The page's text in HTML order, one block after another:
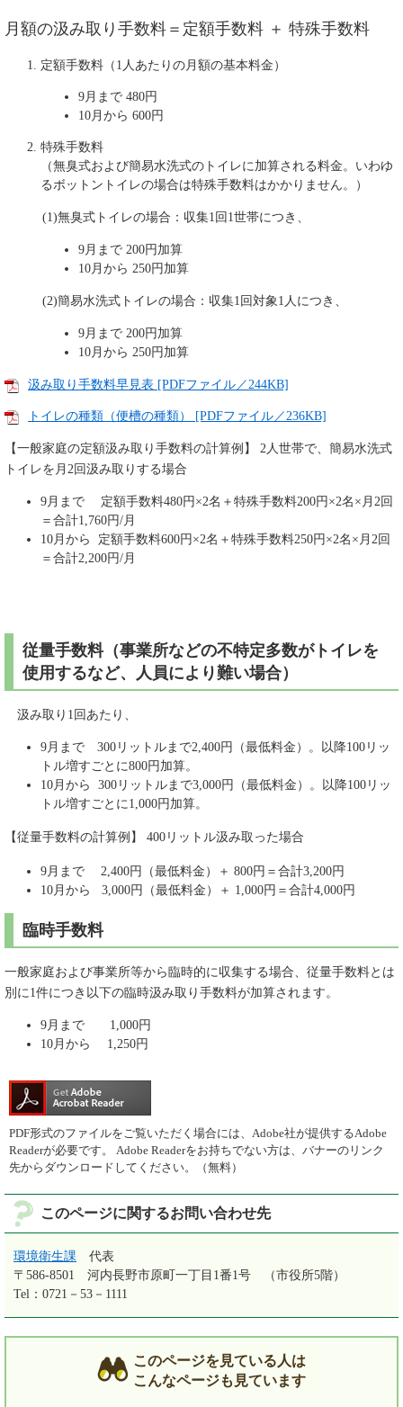
月額の汲み取り手数料＝定額手数料 ＋ 特殊手数料
定額手数料（1人あたりの月額の基本料金）
9月まで 480円
10月から 600円
特殊手数料
（無臭式および簡易水洗式のトイレに加算される料金。いわゆ
るボットントイレの場合は特殊手数料はかかりません。）
(1)無臭式トイレの場合：収集1回1世帯につき、
9月まで 200円加算
10月から 250円加算
(2)簡易水洗式トイレの場合：収集1回対象1人につき、
9月まで 200円加算
10月から 250円加算​
汲み取り手数料早見表 [PDFファイル／244KB]
トイレの種類（便槽の種類） [PDFファイル／236KB]
【一般家庭の定額汲み取り手数料の計算例】 2人世帯で、簡易水洗式
トイレを月2回汲み取りする場合
9月まで 定額手数料480円×2名＋特殊手数料200円×2名×月2回
＝合計1,760円/月
10月から 定額手数料600円×2名＋特殊手数料250円×2名×月2回
＝合計2,200円/月
従量手数料（事業所などの不特定多数がトイレを
使用するなど、人員により難い場合）
汲み取り1回あたり、
​9月まで 300リットルまで2,400円（最低料金）。
以降100リッ
トル増すごとに800円加算。
10月から
300リットルまで3,000円（最低料金）。
以降100リッ
トル増すごとに 1,000円加算。
【従量手数料の計算例】 400リットル汲み取った場合
9月まで 2,400円（最低料金） ＋ 800円＝合計3,200円
10月から 3,000円（最低料金） ＋ 1,000円＝合計4,000円
臨時手数料
一般家庭および事業所等から臨時的に収集する場合、従量手数料とは
別に1件につき以下の臨時汲み取り手数料が加算されます。
9月まで 1,000円
10月から 1,250円
PDF形式のファイルをご覧いただく場合には、Adobe社が提供するAdobe
Readerが必要です。
Adobe Readerをお持ちでない方は、バナーのリンク
先からダウンロードしてください。（無料）
このページに関するお問い合わせ先
環境衛生課
代表
〒586-8501
河内長野市原町一丁目1番1号 （市役所5階）
Tel：0721－53－1111
このページを見ている人は
こんなページも見ています